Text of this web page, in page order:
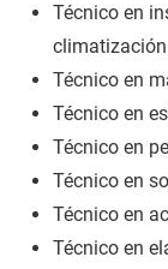
Técnico en
climatización
Técnico en
Técnico en
Técnico en
Técnico en
Técnico en
Técnico en